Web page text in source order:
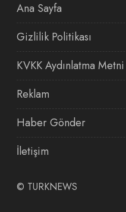
Ana Sayfa
Gizlilik Politikası
KVKK Aydınlatma Metni
Reklam
Haber Gönder
İletişim
© TURKNEWS